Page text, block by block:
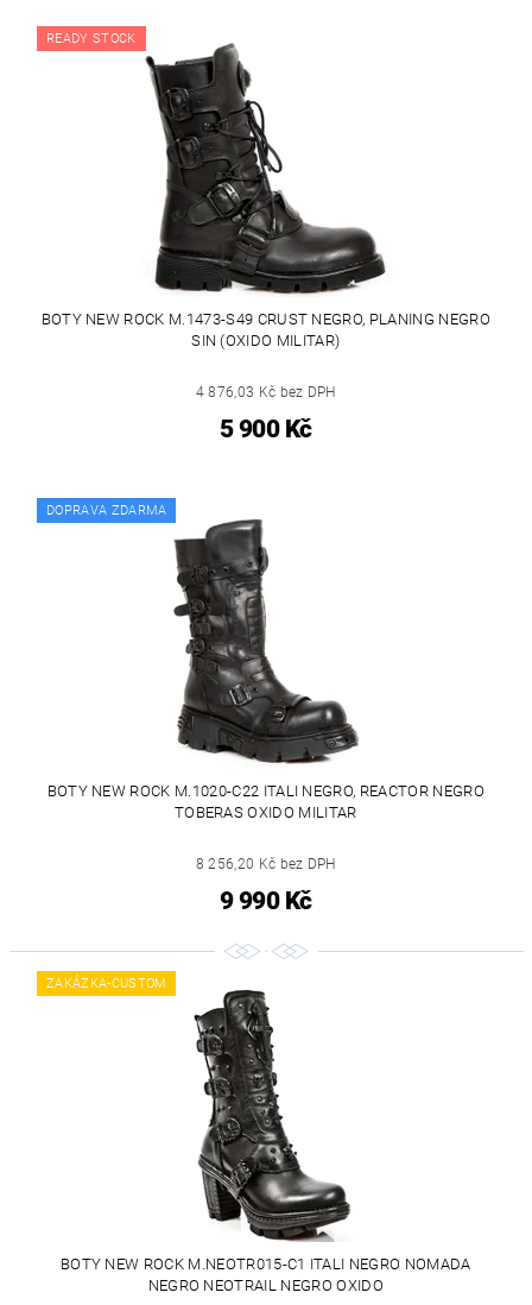
READY STOCK
BOTY NEW ROCK M.1473-S49 CRUST NEGRO, PLANING NEGRO
SIN (OXIDO MILITAR)
4 876,03 Kč bez DPH
5 900 Kč
DOPRAVA ZDARMA
BOTY NEW ROCK M.1020-C22 ITALI NEGRO, REACTOR NEGRO
TOBERAS OXIDO MILITAR
8 256,20 Kč bez DPH
9 990 Kč
ZAKÁZKA-CUSTOM
BOTY NEW ROCK M.NEOTR015-C1 ITALI NEGRO NOMADA
NEGRO NEOTRAIL NEGRO OXIDO